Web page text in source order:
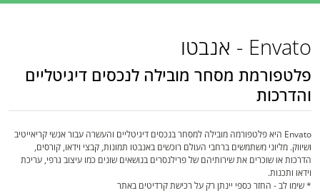
Envato - אנבטו
פלטפורמת מסחר מובילה לנכסים דיגיטליים
והדרכות
Envato היא פלטפורמה מובילה למסחר בנכסים דיגיטליים והעשרה עבור אנשי קריאייטיב
ושיווק. מליוני משתמשים ברחבי העולם רוכשים באנבטו תמונות, קבצי וידאו, קורסים,
הדרכות או שוכרים את שירותיהם של פרילנסרים בנושאים שונים כמו עיצוב גרפי, עריכת
וידאו ותכנות.
* שימו לב - החזר כספי יינתן רק על רכישת קרדיטים באתר